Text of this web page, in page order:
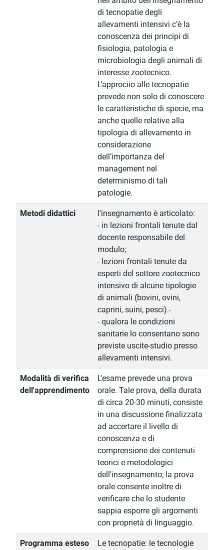
di tecnopatie degli
allevamenti intensivi c’è la
conoscenza dei principi di
fisiologia, patologia e
microbiologia degli animali di
interesse zootecnico.
L’approciio alle tecnopatie
prevede non solo di conoscere
le caratteristiche di specie, ma
anche quelle relative alla
tipologia di allevamento in
considerazione
dell’importanza del
management nel
determinismo di tali
patologie.
Metodi didattici
l'insegnamento è articolato:
- in lezioni frontali tenute dal
docente responsabile del
modulo;
- lezioni frontali tenute da
esperti del settore zootecnico
intensivo di alcune tipologie
di animali (bovini, ovini,
caprini, suini, pesci).-
- qualora le condizioni
sanitarie lo consentano sono
previste uscite-studio presso
allevamenti intensivi.
Modalità di verifica
dell'apprendimento
L'esame prevede una prova
orale. Tale prova, della durata
di circa 20-30 minuti, consiste
in una discussione finalizzata
ad accertare il livello di
conoscenza e di
comprensione dei contenuti
teorici e metodologici
dell'insegnamento; la prova
orale consente inoltre di
verificare che lo studente
sappia esporre gli argomenti
con proprietà di linguaggio.
Programma esteso
Le tecnopatie: le tecnologie